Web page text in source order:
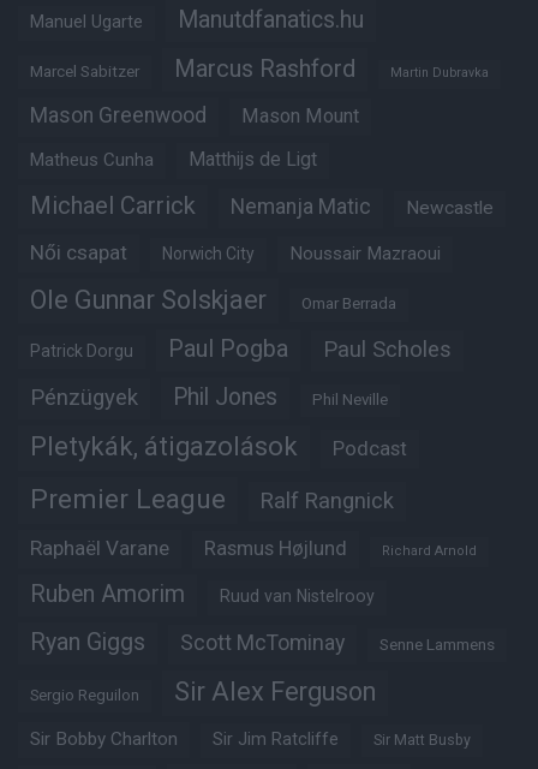
Manuel Ugarte Manutdfanatics.hu
Marcel Sabitzer Marcus Rashford Martin Dubravka
Mason Greenwood Mason Mount
Matheus Cunha Matthijs de Ligt
Michael Carrick Nemanja Matic Newcastle
Női csapat Norwich City Noussair Mazraoui
Ole Gunnar Solskjaer Omar Berrada
Patrick Dorgu Paul Pogba Paul Scholes
Pénzügyek Phil Jones Phil Neville
Pletykák, átigazolások Podcast
Premier League Ralf Rangnick
Raphaël Varane Rasmus Højlund Richard Arnold
Ruben Amorim Ruud van Nistelrooy
Ryan Giggs Scott McTominay Senne Lammens
Sergio Reguilon Sir Alex Ferguson
Sir Bobby Charlton Sir Jim Ratcliffe Sir Matt Busby